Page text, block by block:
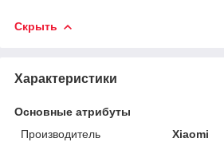
Скрыть
Характеристики
Основные атрибуты
Производитель
Xiaomi